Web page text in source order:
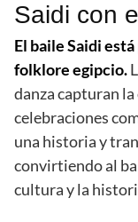
Saidi con
El baile Saidi
folklore egipcio.
danza capturan la
celebraciones
una historia y
convirtiendo al
cultura y la